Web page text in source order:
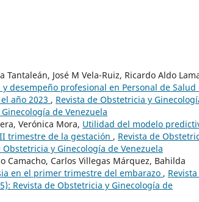
José M Vela-Ruiz, Ricardo Aldo
y desempeño profesional en Personal de Salud
año 2023 , Revista de Obstetricia y
de Venezuela
Verónica Mora, Utilidad del modelo
trimestre de la gestación , Revista de
y Ginecología de Venezuela
Carlos Villegas Márquez, Bahilda
en el primer trimestre del embarazo ,
Revista de Obstetricia y Ginecología de